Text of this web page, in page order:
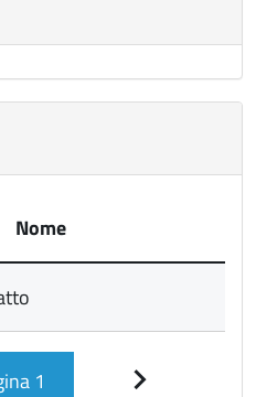
Nome
1